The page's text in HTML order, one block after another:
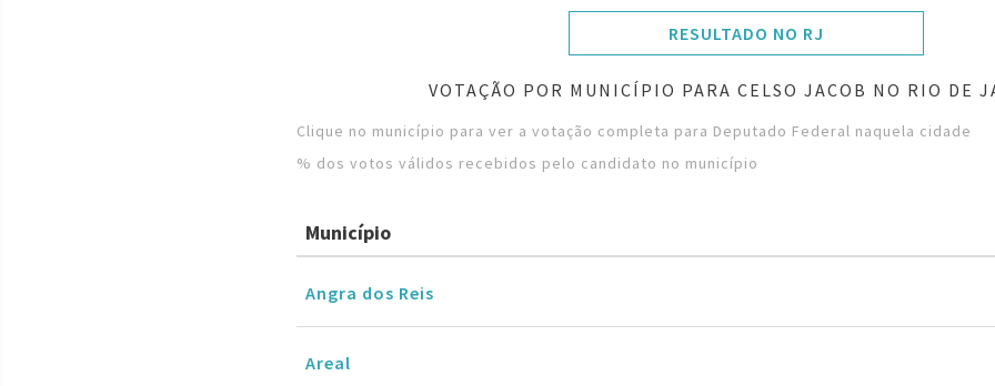
RESULTADO NO RJ
VOTAÇÃO POR MUNICÍPIO PARA CELSO JACOB NO RIO DE
Clique no município para ver a votação completa para Deputado Federal naquela cidade
% dos votos válidos recebidos pelo candidato no município
Município
Angra dos Reis
Areal